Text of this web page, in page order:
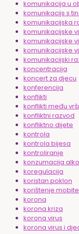
komunikacija u
komunikacijs s
komunikacijska
komunikacijske
komunikacijske
komunikacijske
komunikacijski
koncentracija
koncert za djecu
konferencija
konflikti
konflikti među
konfliktni razvod
konfliktno dijete
kontrola
kontrola bijesa
kontroliranje
konzumacija
koregulacija
koristan poklon
korištenje
korona
korona kriza
korona virus
korona virus i